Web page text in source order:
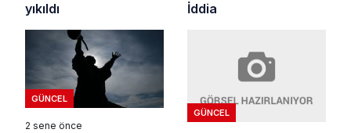
yıkıldı
İddia
GÜNCEL
2 sene önce
GÜNCEL